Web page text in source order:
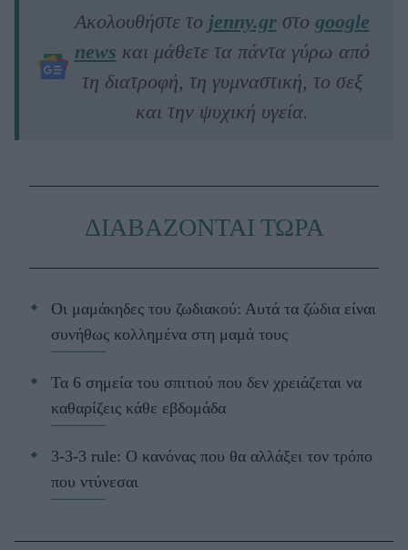
Ακολουθήστε το jenny.grστο google
news και μάθετε τα πάντα γύρω από
τη διατροφή, τη γυμναστική, το σεξ
και την ψυχική υγεία.
ΔΙΑΒΑΖΟΝΤΑΙ ΤΩΡΑ
Οι μαμάκηδες του ζωδιακού: Αυτά τα ζώδια είναι
συνήθως κολλημένα στη μαμά τους
Τα 6 σημεία του σπιτιού που δεν χρειάζεται να
καθαρίζεις κάθε εβδομάδα
3-3-3 rule: Ο κανόνας που θα αλλάξει τον τρόπο
που ντύνεσαι